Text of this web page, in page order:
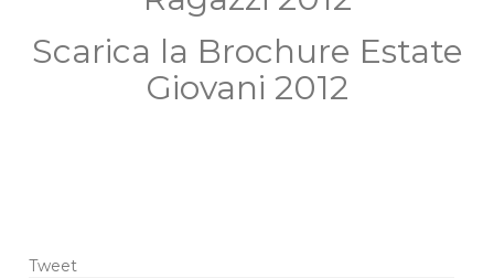
Scarica la Brochure Estate
Giovani 2012
Tweet